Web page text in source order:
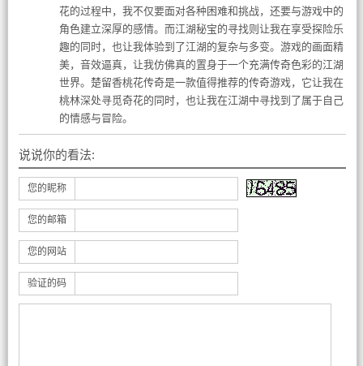
花的过程中，我不仅要面对各种困难和挑战，还要与游戏中的
角色建立深厚的感情。而江湖秘宝的寻找则让我在享受探险乐
趣的同时，也让我体验到了江湖的复杂与多变。游戏的画面精
美，音效逼真，让我仿佛真的置身于一个充满传奇色彩的江湖
世界。楚留香桃花传奇是一款值得推荐的传奇游戏，它让我在
桃林深处寻觅奇花的同时，也让我在江湖中寻找到了属于自己
的情感与冒险。
说说你的看法:
您的昵称
您的邮箱
您的网站
验证的码